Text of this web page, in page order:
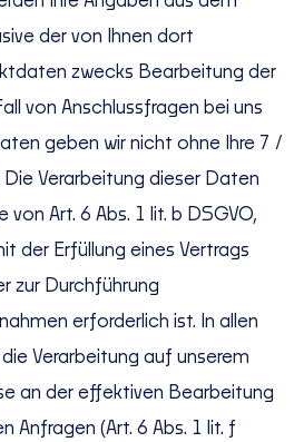
der von Ihnen dort
zwecks Bearbeitung der
von Anschlussfragen bei uns
geben wir nicht ohne Ihre 7 /
Die Verarbeitung dieser Daten
Art. 6 Abs. 1 lit. b DSGVO,
der Erfüllung eines Vertrags
zur Durchführung
erforderlich ist. In allen
Verarbeitung auf unserem
an der effektiven Bearbeitung
Anfragen (Art. 6 Abs. 1 lit. f